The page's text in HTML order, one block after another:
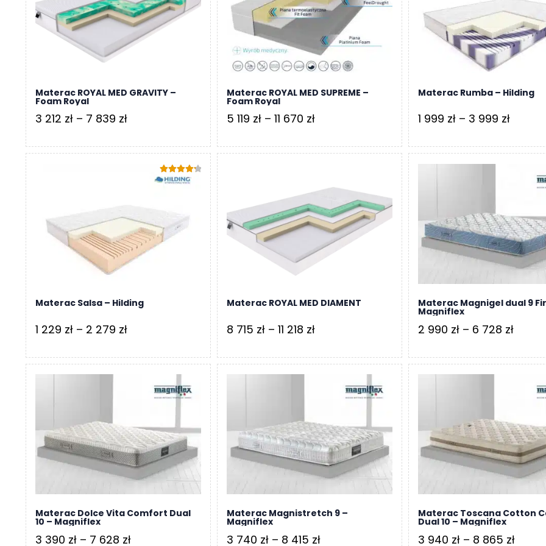
8
865 zł
8
739 zł
6
044 zł
Materac ROYAL MED GRAVITY –
Foam Royal
3 212 zł – 7 839 złZakres
od
7
839 zł
Materac ROYAL MED SUPREME –
Foam Royal
5 119 zł – 11 670 złZakres
od
119 zł
do
11
670 zł
Materac Rumba – Hilding
1 999 zł – 3 999 złZakres
od
999 zł
3
999 zł
Materac Salsa – Hilding
Oceniono
1 229 zł – 2 279 złZakres
od
229 zł
2
279 zł
Materac ROYAL MED DIAMENT
8 715 zł – 11 218 złZakres
od
11
218 zł
Materac Magnigel dual 9
Magniflex
2 990 zł – 6 728 złZakres
od
990 zł
6
728 zł
Materac Dolce Vita Comfort Dual
10 – Magniflex
3 390 zł – 7 628 złZakres
Materac Magnistretch 9 –
Magniflex
3 740 zł – 8 415 złZakres
Materac Toscana Cotton
Dual 10 – Magniflex
3 940 zł – 8 865 złZakres